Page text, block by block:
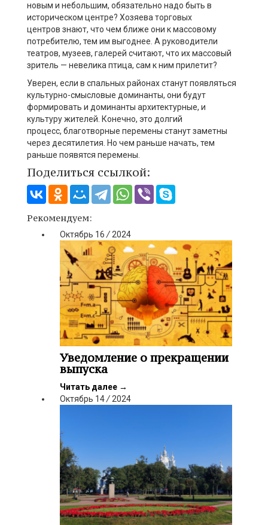
новым и небольшим, обязательно надо быть в
историческом центре? Хозяева торговых
центров знают, что чем ближе они к массовому
потребителю, тем им выгоднее . А руководители
театров, музеев, галерей считают, что их массовый
зритель — невелика птица, сам к ним прилетит?
Уверен, если в спальных районахстанутпоявляться
культурно-смысловые доминанты, они будут
формировать и доминанты архитектурные, и
культуру жителей Конечно, это долгий
процесс, благотворные перемены станут заметны
через десятилетия . Но чем раньше начать, тем
раньше появятся перемены.
Поделиться ссылкой:
Рекомендуем:
Октябрь 16 / 2024
Уведомление о прекращении
выпуска
Читать далее →
Октябрь 14/ 2024